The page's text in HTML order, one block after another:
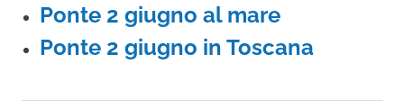
Ponte 2 giugno al mare
Ponte 2 giugno in Toscana